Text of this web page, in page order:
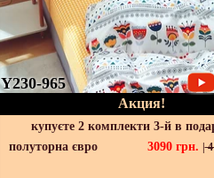
Y230-965
Акция!
купуєте 2 комплекти 3-й в
полуторна євро
3090 грн. |